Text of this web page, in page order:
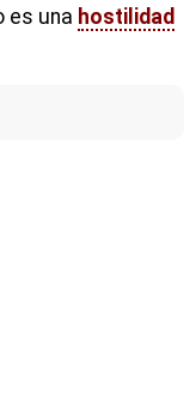
es una hostilidad